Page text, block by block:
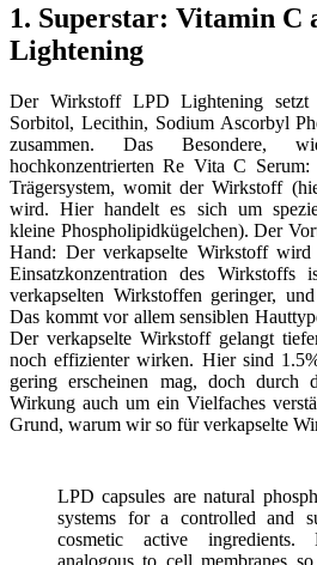
1. Superstar: Vitamin C
Lightening
Der Wirkstoff LPD Lightening setzt
Sorbitol, Lecithin, Sodium Ascorbyl
zusammen. Das Besondere,
hochkonzentrierten Re Vita C
Trägersystem, womit der Wirkstoff
wird. Hier handelt es sich um
kleine Phospholipidkügelchen). Der
Hand: Der verkapselte Wirkstoff
Einsatzkonzentration des
verkapselten Wirkstoffen geringer,
Das kommt vor allem sensiblen
Der verkapselte Wirkstoff gelangt
noch effizienter wirken. Hier sind
gering erscheinen mag, doch durch
Wirkung auch um ein Vielfaches
Grund, warum wir so für verkapselte
LPD capsules are natural
systems for a controlled and
cosmetic active
analogous to cell membranes